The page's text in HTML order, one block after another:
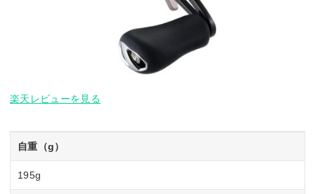
楽天レビューを見る
自重（g）
195g